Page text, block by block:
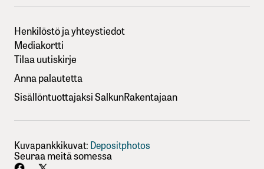
Henkilöstö ja yhteystiedot
Mediakortti
Tilaa uutiskirje
Anna palautetta
Sisällöntuottajaksi SalkunRakentajaan
Kuvapankkikuvat: Depositphotos
Seuraa meitä somessa